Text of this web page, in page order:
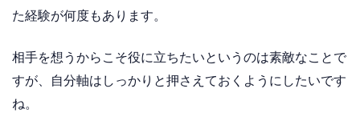
た経験が何度もあります。
相手を想うからこそ役に立ちたいというのは素敵なことで
すが、自分軸はしっかりと押さえておくようにしたいです
ね。